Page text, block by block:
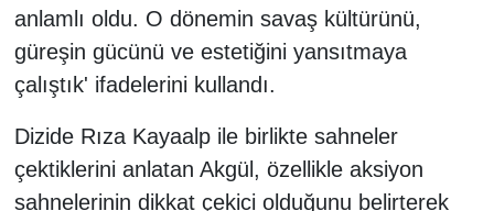
anlamlı oldu. O dönemin savaş kültürünü,
güreşin gücünü ve estetiğini yansıtmaya
çalıştık' ifadelerini kullandı.
Dizide Rıza Kayaalp ile birlikte sahneler
çektiklerini anlatan Akgül, özellikle aksiyon
sahnelerinin dikkat çekici olduğunu belirterek